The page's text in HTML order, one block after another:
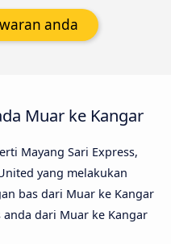
anda
Muar ke Kangar
Mayang Sari Express,
yang melakukan
bas dari Muar ke Kangar
dari Muar ke Kangar